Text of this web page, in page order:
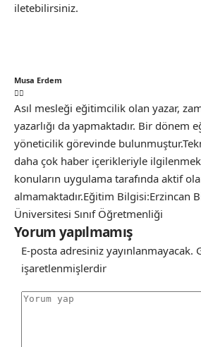
iletebilirsiniz.
Musa Erdem
Asıl mesleği eğitimcilik olan yazar,
yazarlığı da yapmaktadır. Bir dönem
yöneticilik görevinde
daha çok haber içerikleriyle
konuların uygulama tarafında aktif
almamaktadır.Eğitim Bilgisi:Erzincan
Üniversitesi Sınıf Öğretmenliği
Yorum yapılmamış
E-posta adresiniz yayınlanmayacak.
işaretlenmişlerdir